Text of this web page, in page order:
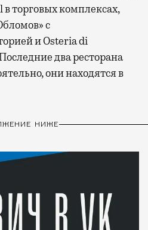
в торговых комплексах,
с
и Osteria di
два ресторана
они находятся в
НИЖЕ